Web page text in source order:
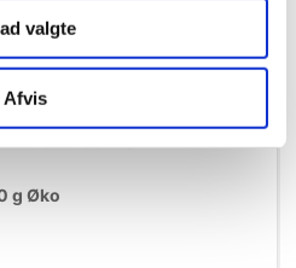
valgte
Afvis
g Øko